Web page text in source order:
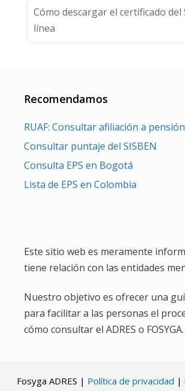
Cómo descargar el certificado del
línea
Recomendamos
RUAF: Consultar afiliación a pensión
Consultar puntaje del SISBEN
Consulta EPS en Bogotá
Lista de EPS en Colombia
Este sitio web es meramente
tiene relación con las entidades
Nuestro objetivo es ofrecer una
para facilitar a las personas el
cómo consultar el ADRES o FOSYGA.
Fosyga ADRES | Política de privacidad |